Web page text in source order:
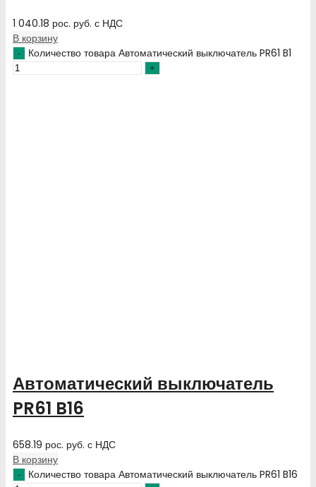
1 040.18 рос. руб. с НДС
В корзину
Количество товара Автоматический выключатель PR61 B1
Автоматический выключатель
PR61 B16
658.19 рос. руб. с НДС
В корзину
Количество товара Автоматический выключатель PR61 B16